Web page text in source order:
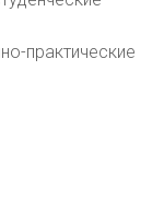
практические